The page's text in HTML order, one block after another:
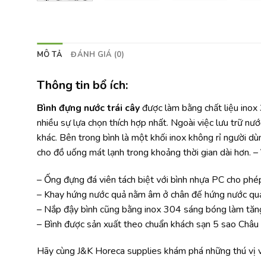
MÔ TẢ ĐÁNH GIÁ (0)
Thông tin bổ ích:
Bình đựng nước trái câyđược làm bằng chất liệu
nhiều sự lựa chọn thích hợp nhất. Ngoài việc lưu trữ
khác. Bên trong bình là một khối inox không rỉ người
cho đồ uống mát lạnh trong khoảng thời gian dài hơn.
– Ống đựng đá viên tách biệt với bình nhựa PC cho
– Khay hứng nước quả nằm âm ở chân đế hứng nước
– Nắp đậy bình cũng bằng inox 304 sáng bóng làm
– Bình được sản xuất theo chuẩn khách sạn 5 sao Châu
Hãy cùng J&K Horeca supplies khám phá những thú vị